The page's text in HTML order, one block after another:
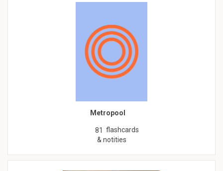
Metropool
81 flashcards
& notities